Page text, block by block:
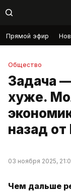
Прямой эфир
Общество
Задача
хуже.
назад от
03 ноября 2025,
Чем дальше